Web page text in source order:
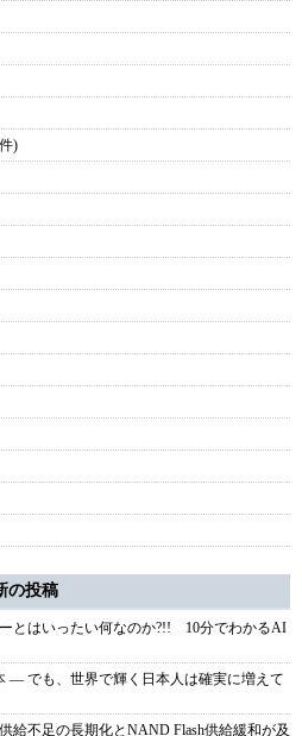
)
の投稿
とはいったい何なのか?!! 10分でわかるAI
― でも、世界で輝く日本人は確実に増えて
給不足の長期化とNAND Flash供給緩和が及